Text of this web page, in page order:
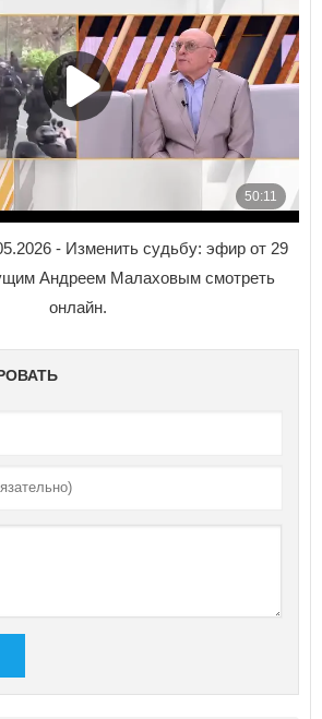
- Изменить судьбу: эфир от 29
Андреем Малаховым смотреть
онлайн.